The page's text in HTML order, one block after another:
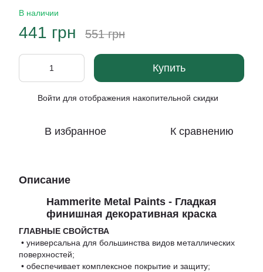
В наличии
441 грн 551 грн
Купить
Войти для отображения накопительной скидки
В избранное К сравнению
Описание
Hammerite Metal Paints - Гладкая
финишная декоративная краска
ГЛАВНЫЕ СВОЙСТВА
• универсальна для большинства видов металлических
поверхностей;
• обеспечивает комплексное покрытие и защиту;